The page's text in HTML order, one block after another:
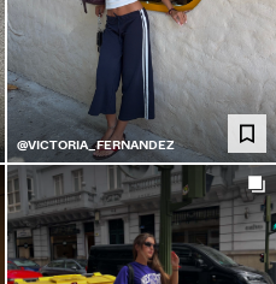
@VICTORIA_FERNANDEZ